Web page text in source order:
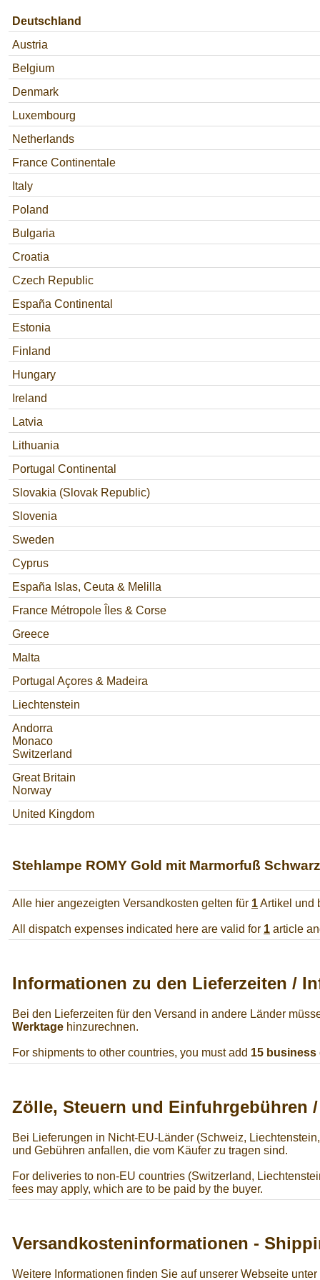
Deutschland
Austria
Belgium
Denmark
Luxembourg
Netherlands
France Continentale
Italy
Poland
Bulgaria
Croatia
Czech Republic
España Continental
Estonia
Finland
Hungary
Ireland
Latvia
Lithuania
Portugal Continental
Slovakia (Slovak Republic)
Slovenia
Sweden
Cyprus
España Islas, Ceuta & Melilla
France Métropole Îles & Corse
Greece
Malta
Portugal Açores & Madeira
Liechtenstein
Andorra
Monaco
Switzerland
Great Britain
Norway
United Kingdom
Stehlampe ROMY Gold mit Marmorfuß
Alle hier angezeigten Versandkosten gelten für 1Artikel und
All dispatch expenses indicated here are valid for 1 article
Informationen zu den Lieferzeiten /
Bei den Lieferzeiten für den Versand in andere Länder
Werktage hinzurechnen.
For shipments to other countries, you must add 15 business
Zölle, Steuern und Einfuhrgebühren
Bei Lieferungen in Nicht-EU-Länder (Schweiz,
und Gebühren anfallen, die vom Käufer zu tragen sind.
For deliveries to non-EU countries (Switzerland,
fees may apply, which are to be paid by the buyer.
Versandkosteninformationen -
Weitere Informationen finden Sie auf unserer Webseite unter